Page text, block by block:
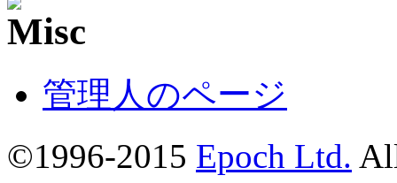
管理人のページ
©1996-2015 Epoch Ltd.